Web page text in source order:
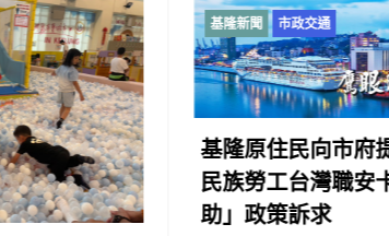
基隆新聞 市政交通
基隆原住民向市府提出「
民族勞工台灣職安卡訓練補
助」政策訴求